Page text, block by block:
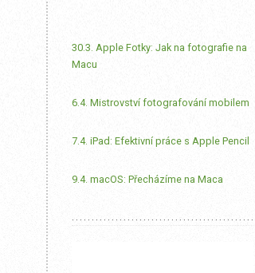
30.3. Apple Fotky: Jak na fotografie na
Macu
6.4. Mistrovství fotografování mobilem
7.4. iPad: Efektivní práce s Apple Pencil
9.4. macOS: Přecházíme na Maca